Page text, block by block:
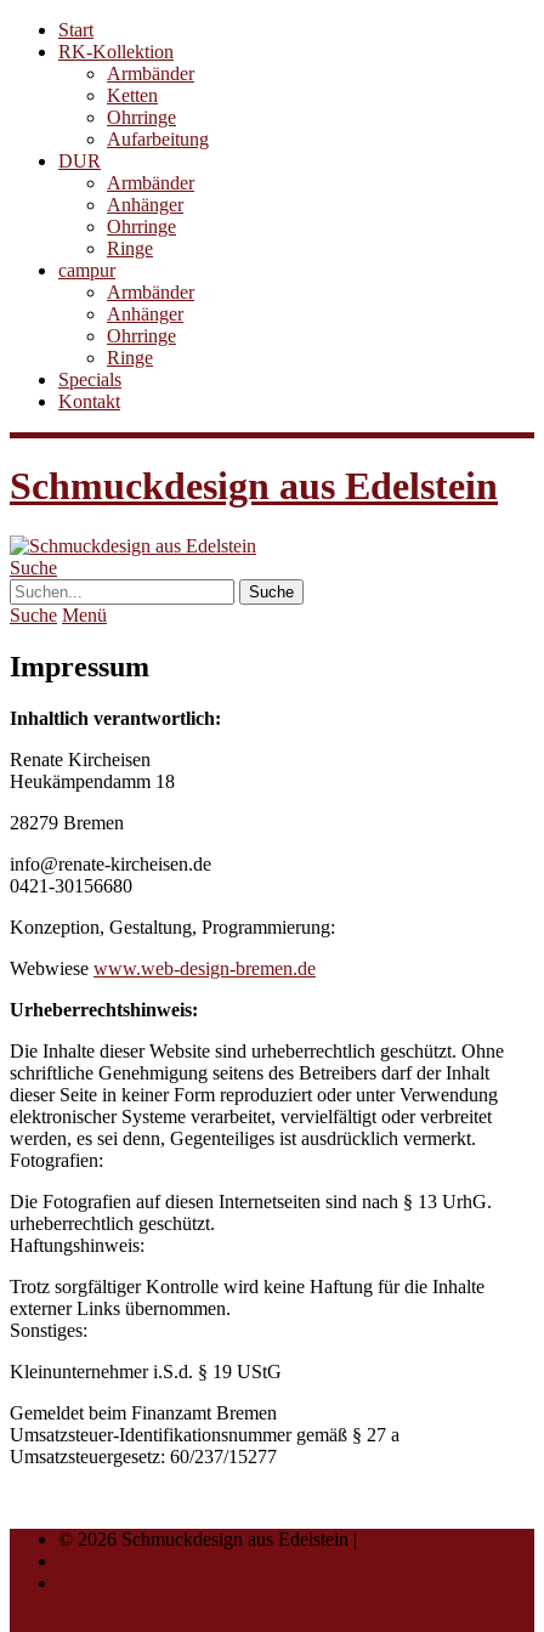
Start
RK-Kollektion
Armbänder
Ketten
Ohrringe
Aufarbeitung
DUR
Armbänder
Anhänger
Ohrringe
Ringe
campur
Armbänder
Anhänger
Ohrringe
Ringe
Specials
Kontakt
Schmuckdesign aus Edelstein
Suche
Suche Menü
Impressum
Inhaltlich verantwortlich:
Renate Kircheisen
Heukämpendamm 18
28279 Bremen
info@renate-kircheisen.de
0421-30156680
Konzeption, Gestaltung, Programmierung:
Webwiese www.web-design-bremen.de
Urheberrechtshinweis:
Die Inhalte dieser Website sind urheberrechtlich geschützt. Ohne
schriftliche Genehmigung seitens des Betreibers darf der Inhalt
dieser Seite in keiner Form reproduziert oder unter Verwendung
elektronischer Systeme verarbeitet, vervielfältigt oder verbreitet
werden, es sei denn, Gegenteiliges ist ausdrücklich vermerkt.
Fotografien:
Die Fotografien auf diesen Internetseiten sind nach § 13 UrhG.
urheberrechtlich geschützt.
Haftungshinweis:
Trotz sorgfältiger Kontrolle wird keine Haftung für die Inhalte
externer Links übernommen.
Sonstiges:
Kleinunternehmer i.S.d. § 19 UStG
Gemeldet beim Finanzamt Bremen
Umsatzsteuer-Identifikationsnummer gemäß § 27 a
Umsatzsteuergesetz: 60/237/15277
© 2026 Schmuckdesign aus Edelstein |